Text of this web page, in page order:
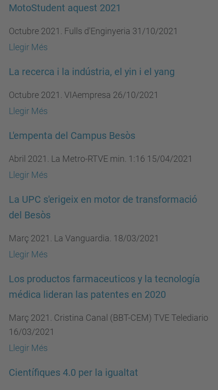
MotoStudent aquest 2021
Octubre 2021. Fulls d'Enginyeria 31/10/2021
Llegir Més
La recerca i la indústria, el yin i el yang
Octubre 2021. VIAempresa 26/10/2021
Llegir Més
L'empenta del Campus Besòs
Abril 2021. La Metro-RTVE min. 1:16 15/04/2021
Llegir Més
La UPC s'erigeix en motor de transformació
del Besòs
Març 2021. La Vanguardia. 18/03/2021
Llegir Més
Los productos farmaceuticos y la tecnología
médica lideran las patentes en 2020
Març 2021. Cristina Canal (BBT-CEM) TVE Telediario
16/03/2021
Llegir Més
Científiques 4.0 per la igualtat